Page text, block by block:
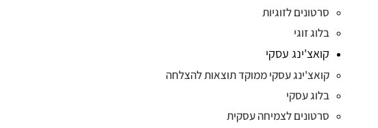
סרטונים לזוגיות
בלוג זוגי
קואצ'ינג עסקי
קואצ'ינג עסקי ממוקד תוצאות להצלחה
בלוג עסקי
סרטונים לצמיחה עסקית